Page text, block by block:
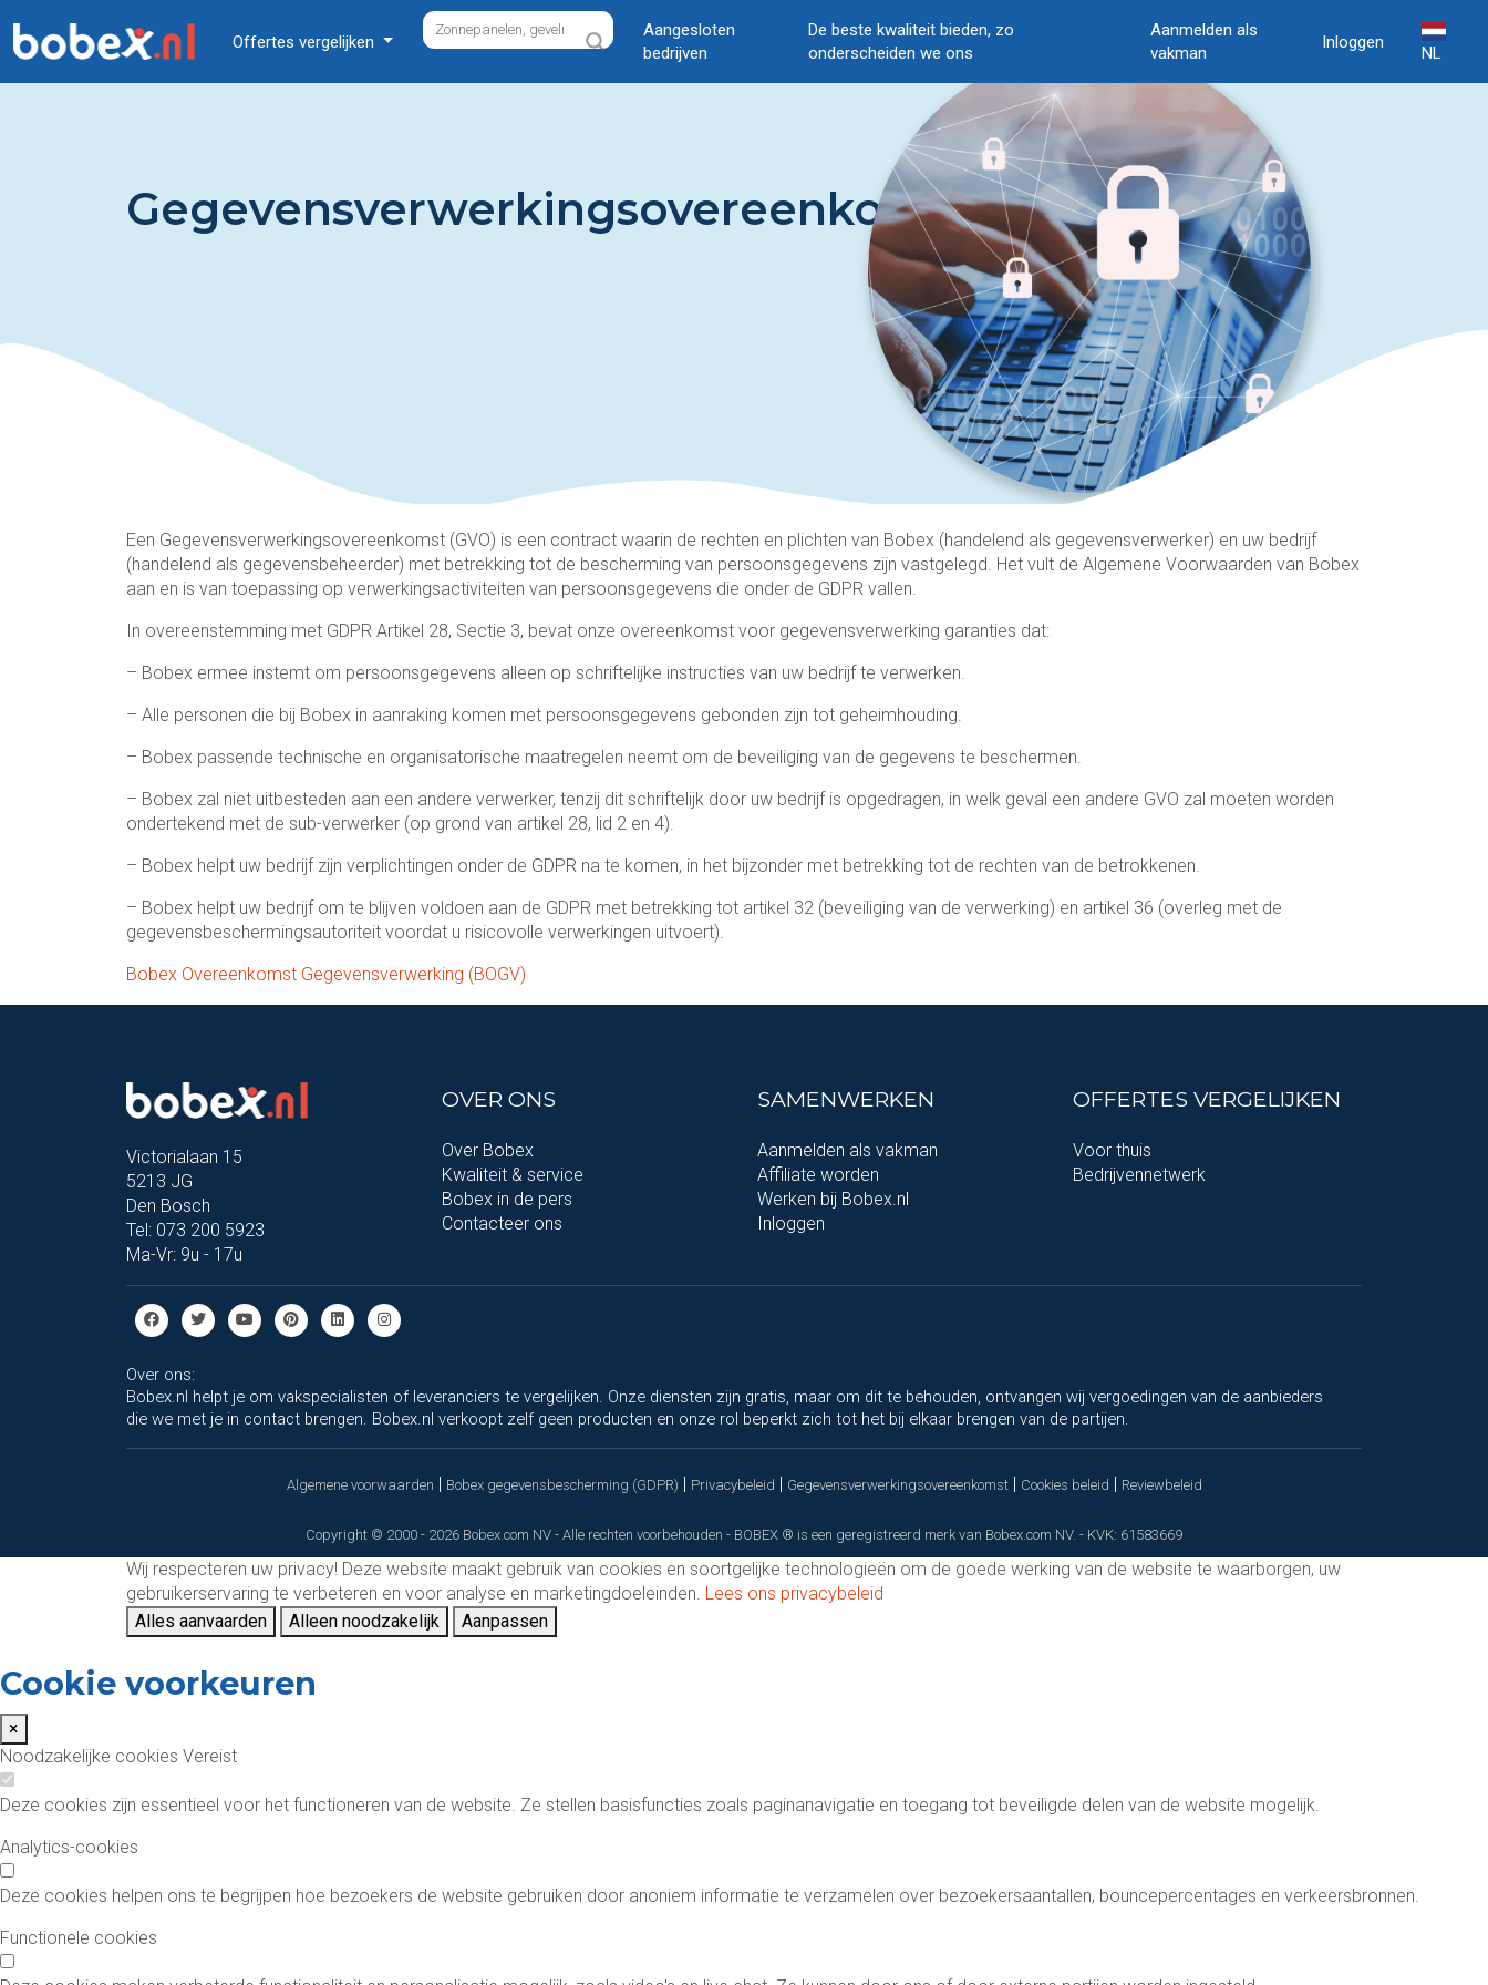
Offertes vergelijken
Aangesloten
bedrijven
De beste kwaliteit bieden, zo
onderscheiden we ons
Aanmelden als
vakman
Inloggen
NL
Gegevensverwerkingsovereenkomst
Een Gegevensverwerkingsovereenkomst (GVO) is een contract waarin de rechten en plichten van Bobex (handelend als gegevensverwerker) en uw bedrijf
(handelend als gegevensbeheerder) met betrekking tot de bescherming van persoonsgegevens zijn vastgelegd. Het vult de Algemene Voorwaarden van Bobex
aan en is van toepassing op verwerkingsactiviteiten van persoonsgegevens die onder de GDPR vallen.
In overeenstemming met GDPR Artikel 28, Sectie 3, bevat onze overeenkomst voor gegevensverwerking garanties dat:
– Bobex ermee instemt om persoonsgegevens alleen op schriftelijke instructies van uw bedrijf te verwerken.
– Alle personen die bij Bobex in aanraking komen met persoonsgegevens gebonden zijn tot geheimhouding.
– Bobex passende technische en organisatorische maatregelen neemt om de beveiliging van de gegevens te beschermen.
– Bobex zal niet uitbesteden aan een andere verwerker, tenzij dit schriftelijk door uw bedrijf is opgedragen, in welk geval een andere GVO zal moeten worden
ondertekend met de sub-verwerker (op grond van artikel 28, lid 2 en 4).
– Bobex helpt uw bedrijf zijn verplichtingen onder de GDPR na te komen, in het bijzonder met betrekking tot de rechten van de betrokkenen.
– Bobex helpt uw bedrijf om te blijven voldoen aan de GDPR met betrekking tot artikel 32 (beveiliging van de verwerking) en artikel 36 (overleg met de
gegevensbeschermingsautoriteit voordat u risicovolle verwerkingen uitvoert).
Bobex Overeenkomst Gegevensverwerking (BOGV)
Victorialaan 15
5213 JG
Den Bosch
Tel: 073 200 5923
Ma-Vr: 9u - 17u
OVER ONS
Over Bobex
Kwaliteit & service
Bobex in de pers
Contacteer ons
SAMENWERKEN
Aanmelden als vakman
Affiliate worden
Werken bij Bobex.nl
Inloggen
OFFERTES VERGELIJKEN
Voor thuis
Bedrijvennetwerk
Over ons:
Bobex.nl helpt je om vakspecialisten of leveranciers te vergelijken. Onze diensten zijn gratis, maar om dit te behouden, ontvangen wij vergoedingen van de aanbieders
die we met je in contact brengen. Bobex.nl verkoopt zelf geen producten en onze rol beperkt zich tot het bij elkaar brengen van de partijen.
Algemene voorwaarden Bobex gegevensbescherming (GDPR) Privacybeleid Gegevensverwerkingsovereenkomst Cookies beleid Reviewbeleid
Copyright © 2000 - 2026 Bobex.com NV - Alle rechten voorbehouden - BOBEX ® is een geregistreerd merk van Bobex.com NV. - KVK: 61583669
Wij respecteren uw privacy! Deze website maakt gebruik van cookies en soortgelijke technologieën om de goede werking van de website te waarborgen, uw
gebruikerservaring te verbeteren en voor analyse en marketingdoeleinden. Lees ons privacybeleid
Alles aanvaarden
Alleen noodzakelijk Aanpassen
Cookie voorkeuren
×
Noodzakelijke cookies Vereist
Deze cookies zijn essentieel voor het functioneren van de website. Ze stellen basisfuncties zoals paginanavigatie en toegang tot beveiligde delen van de website mogelijk.
Analytics-cookies
Deze cookies helpen ons te begrijpen hoe bezoekers de website gebruiken door anoniem informatie te verzamelen over bezoekersaantallen, bouncepercentages en verkeersbronnen.
Functionele cookies